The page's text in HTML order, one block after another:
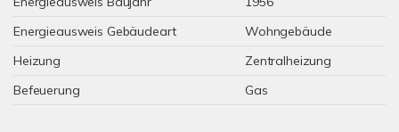
Energieausweis Gebäudeart
Wohngebäude
Heizung
Zentralheizung
Befeuerung
Gas